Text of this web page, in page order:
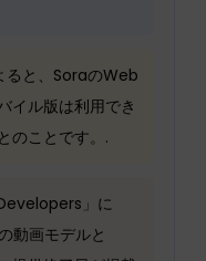
ると、SoraのWeb
イル版は利用でき
のことです。.
」に
動画モデルと